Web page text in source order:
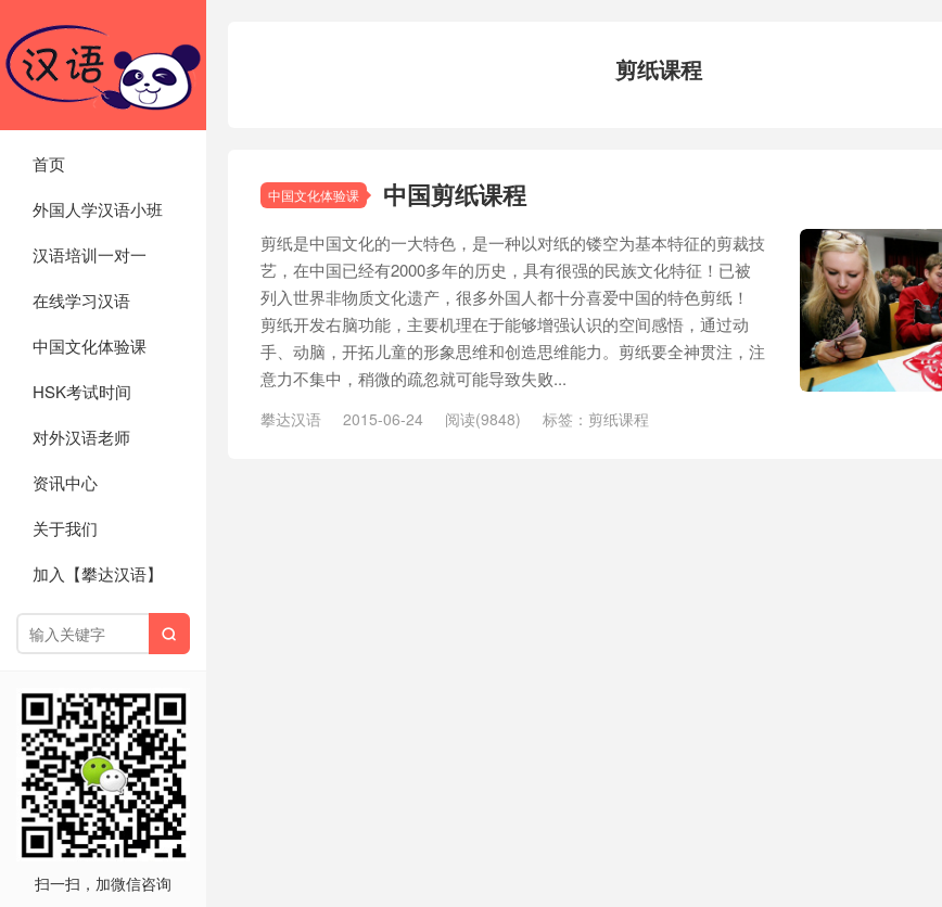
首页
外国人学汉语小班
汉语培训一对一
在线学习汉语
中国文化体验课
HSK考试时间
对外汉语老师
资讯中心
关于我们
加入【攀达汉语】

扫一扫，加微信咨询
剪纸课程
中国文化体验课 中国剪纸课程
剪纸是中国文化的一大特色，是一种以对纸的镂空为基本特征的剪裁技
艺，在中国已经有2000多年的历史，具有很强的民族文化特征！已被
列入世界非物质文化遗产，很多外国人都十分喜爱中国的特色剪纸！
剪纸开发右脑功能，主要机理在于能够增强认识的空间感悟，通过动
手、动脑，开拓儿童的形象思维和创造思维能力。剪纸要全神贯注，注
意力不集中，稍微的疏忽就可能导致失败...
攀达汉语 2015-06-24 阅读(9848) 标签： 剪纸课程